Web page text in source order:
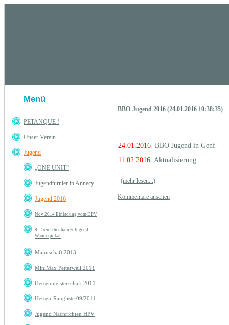
Menü
PETANQUE !
Unser Verein
Jugend
„ONE UNIT“
Jugendturnier in Annecy
Jugend 2016
Nov 2014 Einladung vom DPV
8. Dreieichenhainer Jugend-
Wanderpokal
Mannschaft 2013
MiniMax Petterweil 2011
Hessenmeisterschaft 2011
Hessen-Rangliste 09/2011
Jugend Nachrichten HPV
BBO-Jugend 2016 (24.01.2016 10:38:35)
24.01.2016 BBO Jugend in Genf
11.02.2016 Aktualisierung
(mehr lesen...)
Kommentare ansehen